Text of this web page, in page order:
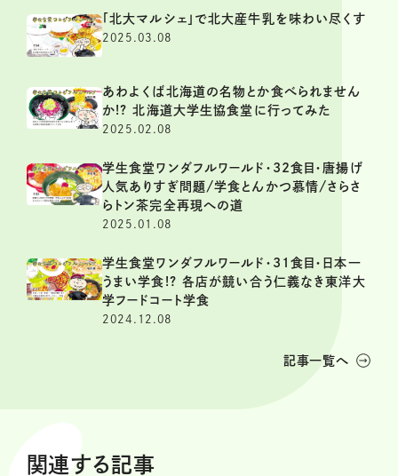
「北大マルシェ」で北大産牛乳を味わい尽くす
2025.03.08
あわよくば北海道の名物とか食べられません
か!? 北海道大学生協食堂に行ってみた
2025.02.08
学生食堂ワンダフルワールド・32食目・唐揚げ
人気ありすぎ問題/学食とんかつ慕情/さらさ
らトン茶完全再現への道
2025.01.08
学生食堂ワンダフルワールド・31食目・日本一
うまい学食!? 各店が競い合う仁義なき東洋大
学フードコート学食
2024.12.08
記事一覧へ
関連する記事